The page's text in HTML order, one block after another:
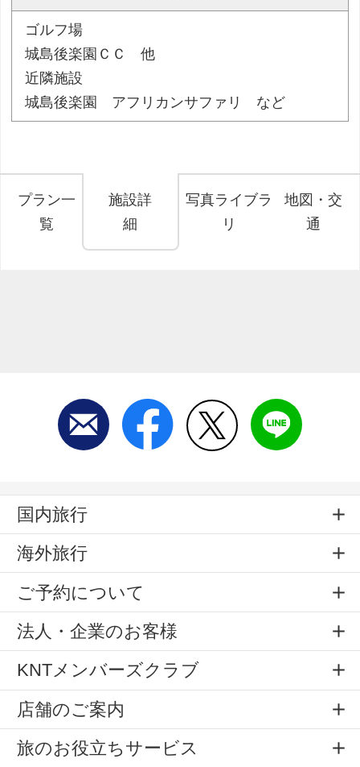
ゴルフ場
城島後楽園ＣＣ 他
近隣施設
城島後楽園 アフリカンサファリ など
プラン一
覧
施設詳
細
写真ライブラ
リ
地図・交
通
国内旅行
海外旅行
ご予約について
法人・企業のお客様
KNTメンバーズクラブ
店舗のご案内
旅のお役立ちサービス